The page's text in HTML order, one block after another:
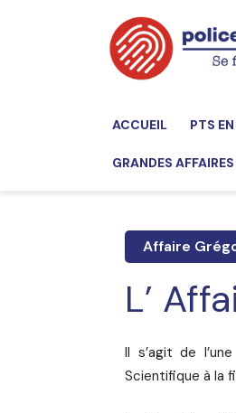
ACCUEIL PTS
GRANDES AFFAIRES
Affaire
L’
Il s’agit de
Scientifique à la